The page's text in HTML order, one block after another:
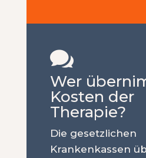

Wer
Kosten der
Therapie?
Die gesetzlichen
Krankenkassen